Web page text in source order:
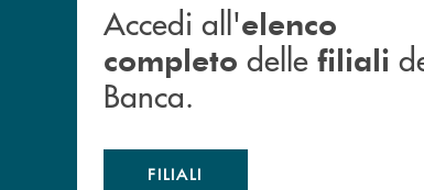
Accedi all'elenco
completo delle filiali
Banca.
FILIALI